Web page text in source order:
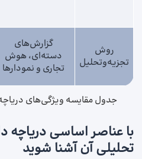
روش
تجزیه‌وتحلیل
گزارش‌های
دسته‌ای، هوش
تجاری و نمودارها
جدول مقایسه ویژگی‌های دریاچه
با عناصر اساسی دریاچه
تحلیلی آن آشنا شوید